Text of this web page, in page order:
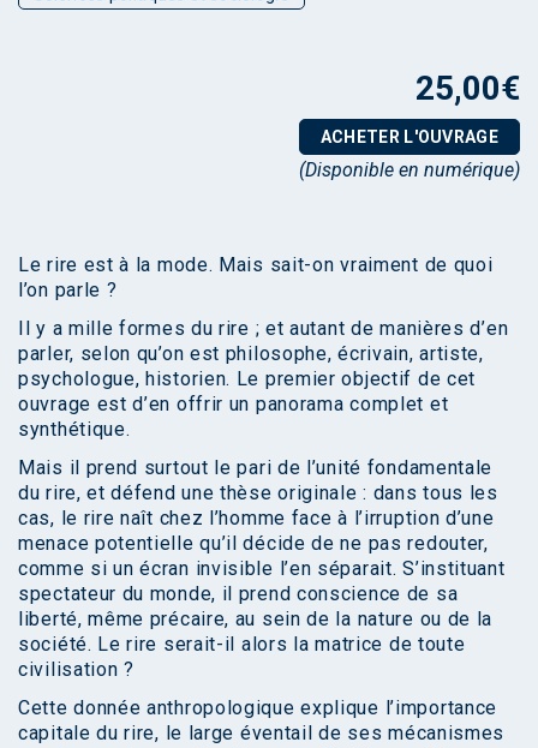
25,00€
ACHETER L'OUVRAGE
(Disponible en numérique)
Le rire est à la mode. Mais sait-on vraiment de quoi
l’on parle ?
Il y a mille formes du rire ; et autant de manières d’en
parler, selon qu’on est philosophe, écrivain, artiste,
psychologue, historien. Le premier objectif de cet
ouvrage est d’en offrir un panorama complet et
synthétique.
Mais il prend surtout le pari de l’unité fondamentale
du rire, et défend une thèse originale : dans tous les
cas, le rire naît chez l’homme face à l’irruption d’une
menace potentielle qu’il décide de ne pas redouter,
comme si un écran invisible l’en séparait. S’instituant
spectateur du monde, il prend conscience de sa
liberté, même précaire, au sein de la nature ou de la
société. Le rire serait-il alors la matrice de toute
civilisation ?
Cette donnée anthropologique explique l’importance
capitale du rire, le large éventail de ses mécanismes